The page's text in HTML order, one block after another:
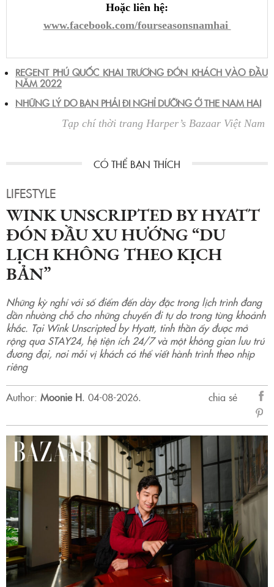
Hoặc liên hệ:
www.facebook.com/fourseasonsnamhai
REGENT PHÚ QUỐC KHAI TRƯƠNG ĐÓN KHÁCH VÀO ĐẦU
NĂM 2022
NHỮNG LÝ DO BẠN PHẢI ĐI NGHỈ DƯỠNG Ở THE NAM HAI
Tạp chí thời trang Harper’s Bazaar Việt Nam
LIFESTYLE
WINK UNSCRIPTED BY HYATT
ĐÓN ĐẦU XU HƯỚNG “DU
LỊCH KHÔNG THEO KỊCH
BẢN”
Những kỳ nghỉ với số điểm đến dày đặc trong lịch trình đang
dần nhường chỗ cho những chuyến đi tự do trong từng khoảnh
khắc. Tại Wink Unscripted by Hyatt, tinh thần ấy được mở
rộng qua STAY24, hệ tiện ích 24/7 và một không gian lưu trú
đương đại, nơi mỗi vị khách có thể viết hành trình theo nhịp
riêng
Author: Moonie H. 04-08-2026.
chia sẻ
sẻ